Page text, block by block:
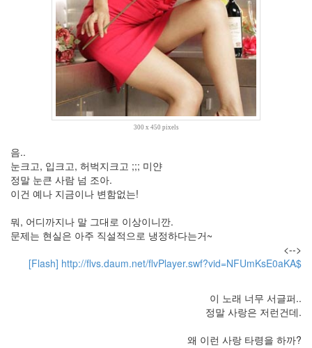
300 x 450 pixels
음..
눈크고, 입크고, 허벅지크고 ;;; 미얀
정말 눈큰 사람 넘 조아.
이건 예나 지금이나 변함없는!
뭐, 어디까지나 말 그대로 이상이니깐.
문제는 현실은 아주 직설적으로 냉정하다는거~
<-->
[Flash] http://flvs.daum.net/flvPlayer.swf?vid=NFUmKsE0aKA$
이 노래 너무 서글퍼..
정말 사랑은 저런건데.
왜 이런 사랑 타령을 하까?
크
37
Design
0
Tatter
Skin
10
Web
10
Apple